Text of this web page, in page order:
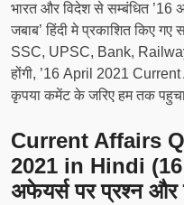
भारत और विदेश से सम्बंधित
जबाब’ हिंदी मे प्रकाशित किए
SSC, UPSC, Bank,
होंगी, ’16 April 2021 Current
कृपया कमेंट के जरिए हम तक
Current Affairs
2021 in Hindi
अफेयर्स पर प्रश्न और